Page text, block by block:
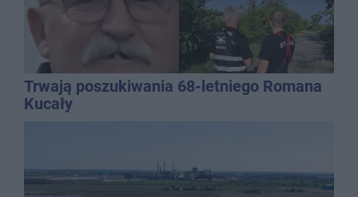
Trwają poszukiwania 68-letniego Romana
Kucały